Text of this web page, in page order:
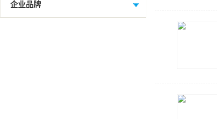
企业品牌